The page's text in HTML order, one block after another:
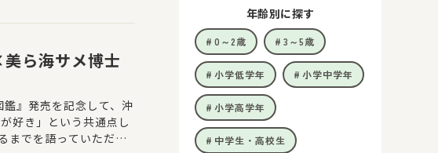
ら海サメ博士
』発売を記念して、沖
好き」という共通点し
までを語っていただき
年齢別に探す
0～2歳 3～5歳
小学低学年 小学中学年
小学高学年
中学生・高校生